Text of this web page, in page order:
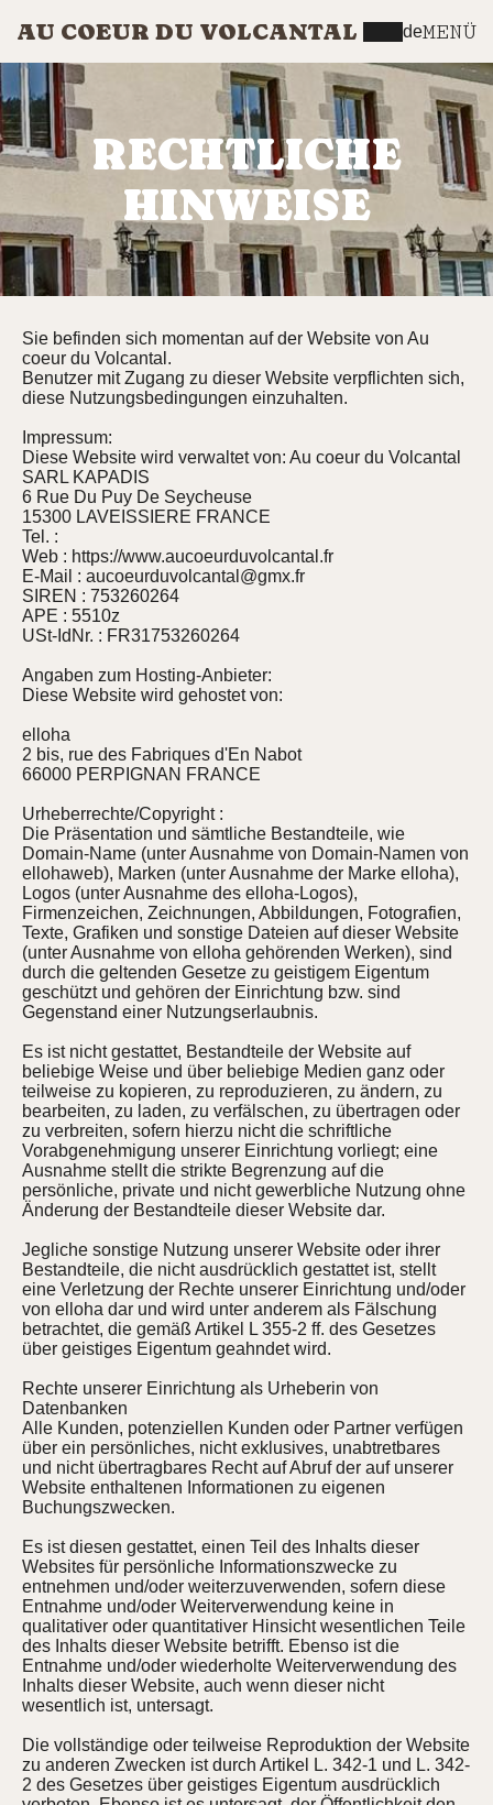
AU COEUR DU VOLCANTAL deMENÜ
RECHTLICHE
HINWEISE
Sie befinden sich momentan auf der Website von Au
coeur du Volcantal.
Benutzer mit Zugang zu dieser Website verpflichten sich,
diese Nutzungsbedingungen einzuhalten.
Impressum:
Diese Website wird verwaltet von: Au coeur du Volcantal
SARL KAPADIS
6 Rue Du Puy De Seycheuse
15300 LAVEISSIERE FRANCE
Tel. :
Web : https://www.aucoeurduvolcantal.fr
E-Mail : aucoeurduvolcantal@gmx.fr
SIREN : 753260264
APE : 5510z
USt-IdNr. : FR31753260264
Angaben zum Hosting-Anbieter:
Diese Website wird gehostet von:
elloha
2 bis, rue des Fabriques d'En Nabot
66000 PERPIGNAN FRANCE
Urheberrechte/Copyright :
Die Präsentation und sämtliche Bestandteile, wie
Domain-Name (unter Ausnahme von Domain-Namen von
ellohaweb), Marken (unter Ausnahme der Marke elloha),
Logos (unter Ausnahme des elloha-Logos),
Firmenzeichen, Zeichnungen, Abbildungen, Fotografien,
Texte, Grafiken und sonstige Dateien auf dieser Website
(unter Ausnahme von elloha gehörenden Werken), sind
durch die geltenden Gesetze zu geistigem Eigentum
geschützt und gehören der Einrichtung bzw. sind
Gegenstand einer Nutzungserlaubnis.
Es ist nicht gestattet, Bestandteile der Website auf
beliebige Weise und über beliebige Medien ganz oder
teilweise zu kopieren, zu reproduzieren, zu ändern, zu
bearbeiten, zu laden, zu verfälschen, zu übertragen oder
zu verbreiten, sofern hierzu nicht die schriftliche
Vorabgenehmigung unserer Einrichtung vorliegt; eine
Ausnahme stellt die strikte Begrenzung auf die
persönliche, private und nicht gewerbliche Nutzung ohne
Änderung der Bestandteile dieser Website dar.
Jegliche sonstige Nutzung unserer Website oder ihrer
Bestandteile, die nicht ausdrücklich gestattet ist, stellt
eine Verletzung der Rechte unserer Einrichtung und/oder
von elloha dar und wird unter anderem als Fälschung
betrachtet, die gemäß Artikel L 355-2 ff. des Gesetzes
über geistiges Eigentum geahndet wird.
Rechte unserer Einrichtung als Urheberin von
Datenbanken
Alle Kunden, potenziellen Kunden oder Partner verfügen
über ein persönliches, nicht exklusives, unabtretbares
und nicht übertragbares Recht auf Abruf der auf unserer
Website enthaltenen Informationen zu eigenen
Buchungszwecken.
Es ist diesen gestattet, einen Teil des Inhalts dieser
Websites für persönliche Informationszwecke zu
entnehmen und/oder weiterzuverwenden, sofern diese
Entnahme und/oder Weiterverwendung keine in
qualitativer oder quantitativer Hinsicht wesentlichen Teile
des Inhalts dieser Website betrifft. Ebenso ist die
Entnahme und/oder wiederholte Weiterverwendung des
Inhalts dieser Website, auch wenn dieser nicht
wesentlich ist, untersagt.
Die vollständige oder teilweise Reproduktion der Website
zu anderen Zwecken ist durch Artikel L. 342-1 und L. 342-
2 des Gesetzes über geistiges Eigentum ausdrücklich